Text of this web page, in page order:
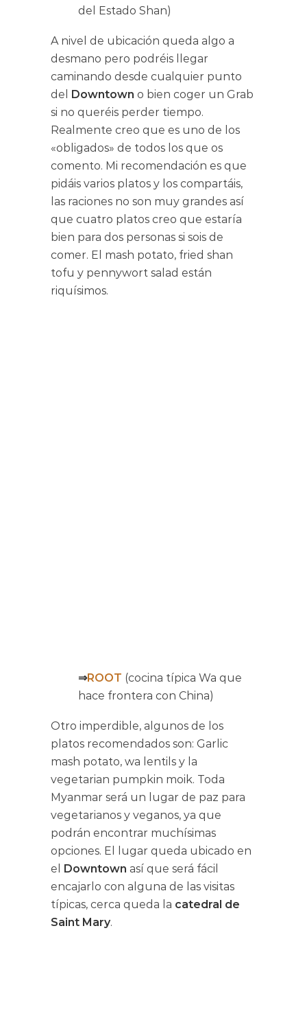
del Estado Shan)
A nivel de ubicación queda algo a
desmano pero podréis llegar
caminando desde cualquier punto
del Downtown o bien coger un Grab
si no queréis perder tiempo.
Realmente creo que es uno de los
«obligados» de todos los que os
comento. Mi recomendación es que
pidáis varios platos y los compartáis,
las raciones no son muy grandes así
que cuatro platos creo que estaría
bien para dos personas si sois de
comer. El mash potato, fried shan
tofu y pennywort salad están
riquísimos.
⇒ROOT (cocina típica Wa que
hace frontera con China)
Otro imperdible, algunos de los
platos recomendados son: Garlic
mash potato, wa lentils y la
vegetarian pumpkin moik. Toda
Myanmar será un lugar de paz para
vegetarianos y veganos, ya que
podrán encontrar muchísimas
opciones. El lugar queda ubicado en
el Downtown así que será fácil
encajarlo con alguna de las visitas
típicas, cerca queda la catedral de
Saint Mary.